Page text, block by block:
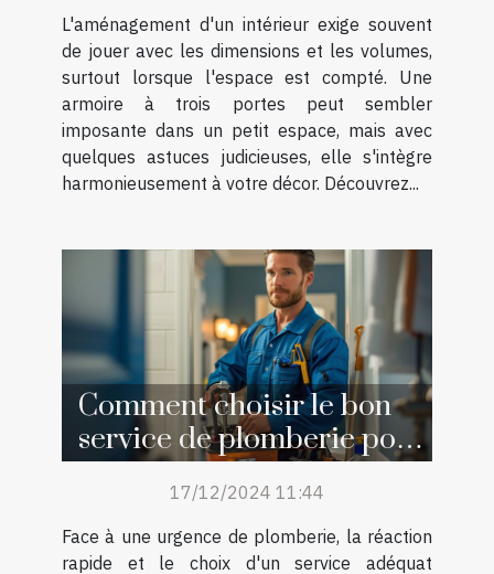
L'aménagement d'un intérieur exige souvent
de jouer avec les dimensions et les volumes,
surtout lorsque l'espace est compté. Une
armoire à trois portes peut sembler
imposante dans un petit espace, mais avec
quelques astuces judicieuses, elle s'intègre
harmonieusement à votre décor. Découvrez...
Comment choisir le bon
service de plomberie pour
vos urgences
17/12/2024 11:44
Face à une urgence de plomberie, la réaction
rapide et le choix d'un service adéquat